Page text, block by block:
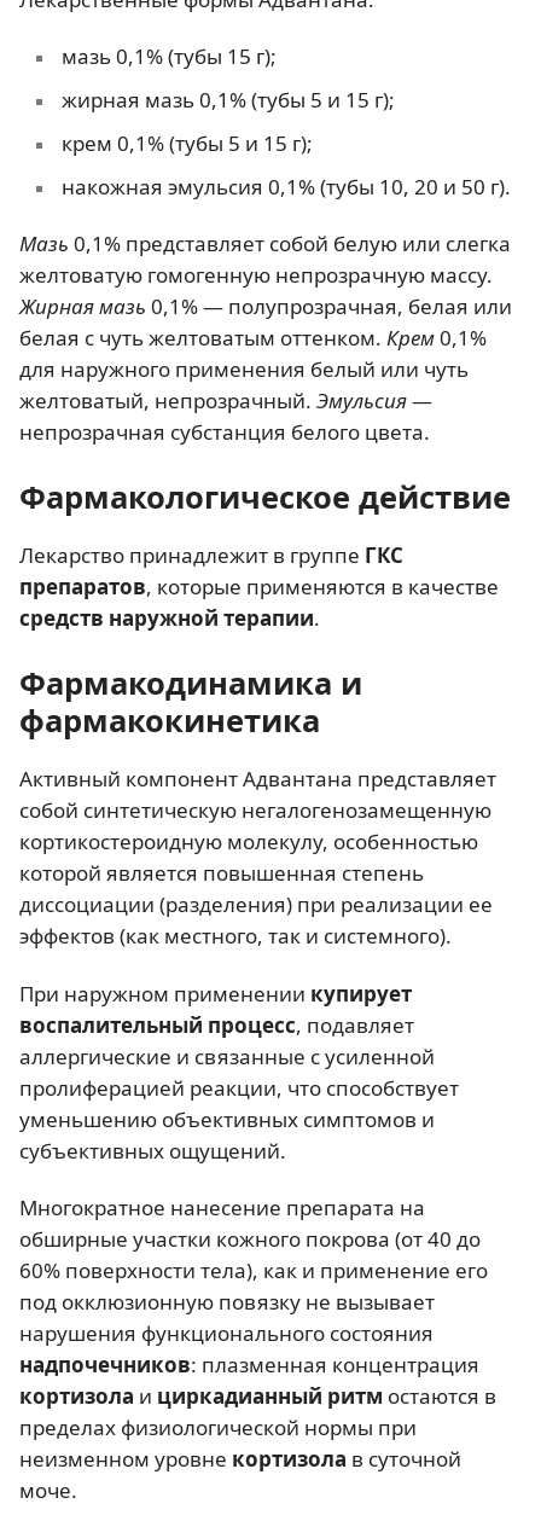
мазь 0,1% (тубы 15 г);
жирная мазь 0,1% (тубы 5 и 15 г);
крем 0,1% (тубы 5 и 15 г);
накожная эмульсия 0,1% (тубы 10, 20 и 50 г).
Мазь 0,1% представляет собой белую или слегка
желтоватую гомогенную непрозрачную массу.
Жирная мазь 0,1% — полупрозрачная, белая или
белая с чуть желтоватым оттенком. Крем0,1%
для наружного применения белый или чуть
желтоватый, непрозрачный. Эмульсия—
непрозрачная субстанция белого цвета.
Фармакологическое действие
Лекарство принадлежит в группе ГКС
препаратов, которые применяются в качестве
средств наружной терапии.
Фармакодинамика и
фармакокинетика
Активный компонент Адвантана представляет
собой синтетическую негалогенозамещенную
кортикостероидную молекулу, особенностью
которой является повышенная степень
диссоциации (разделения) при реализации ее
эффектов (как местного, так и системного).
При наружном применении купирует
воспалительный процесс, подавляет
аллергические и связанные с усиленной
пролиферацией реакции, что способствует
уменьшению объективных симптомов и
субъективных ощущений.
Многократное нанесение препарата на
обширные участки кожного покрова (от 40 до
60% поверхности тела), как и применение его
под окклюзионную повязку не вызывает
нарушения функционального состояния
надпочечников: плазменная концентрация
кортизола и циркадианный ритм остаются в
пределах физиологической нормы при
неизменном уровне кортизола в суточной
моче.